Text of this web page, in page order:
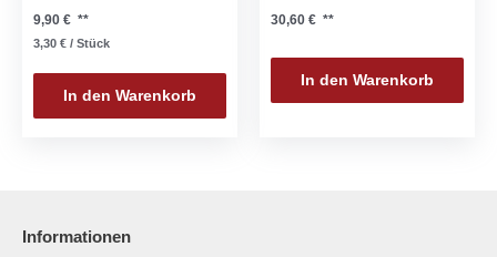
9,90 € **
3,30 € / Stück
In den Warenkorb
30,60 € **
In den Warenkorb
Informationen